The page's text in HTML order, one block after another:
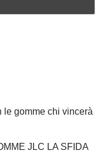
le gomme chi vincerà
JLC LA SFIDA